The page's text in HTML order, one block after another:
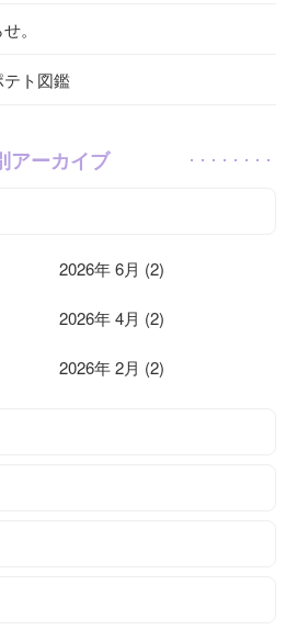
。
ト図鑑
アーカイブ
2026年 6月 (2)
2026年 4月 (2)
2026年 2月 (2)